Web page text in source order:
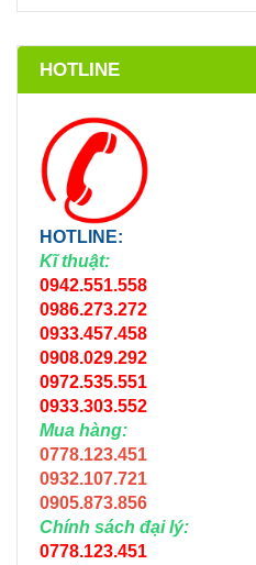
HOTLINE
HOTLINE:
Kĩ thuật:
0942.551.558
0986.273.272
0933.457.458
0908.029.292
0972.535.551
0933.303.552
Mua hàng:
0778.123.451
0932.107.721
0905.873.856
Chính sách đại lý:
0778.123.451